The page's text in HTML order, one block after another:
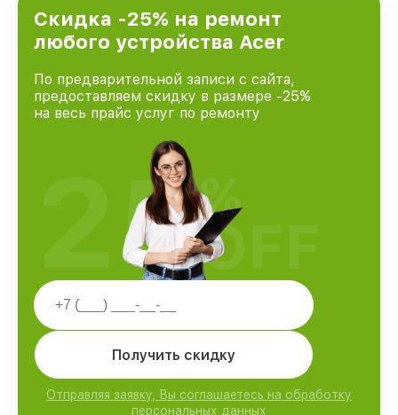
и лояльности наших клиентов.
Скидка -25% на ремонт
любого устройства Acer
По предварительной записи с сайта,
предоставляем скидку в размере -25%
на весь прайс услуг по ремонту
Получить скидку
Отправляя заявку, Вы соглашаетесь на обработку
персональных данных
25%
OFF